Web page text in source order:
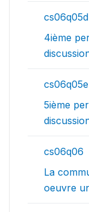
cs06q05d
4ième
cs06q05e
5ième
cs06q06
La
oeuvre